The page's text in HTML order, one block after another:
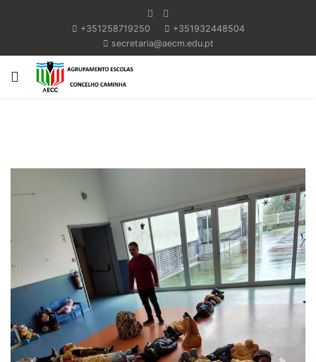
+351258719250
+351932448504
secretaria@aecm.edu.pt